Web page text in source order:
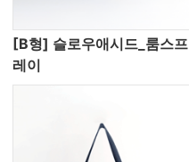
[B형] 슬로우애시드_룸스프
레이